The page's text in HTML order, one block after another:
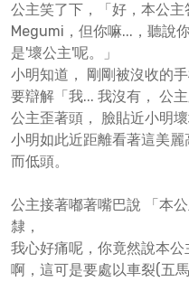
公主笑了下，「好，本公
Megumi，但你嘛...，聽說
是'壞公主'呢。」
小明知道， 剛剛被沒收的
要辯解「我... 我沒有， 公
公主歪著頭， 臉貼近小明
小明如此近距離看著這美
而低頭。
公主接著嘟著嘴巴說 「本
隸，
我心好痛呢，你竟然說本
啊，這可是要處以車裂(五